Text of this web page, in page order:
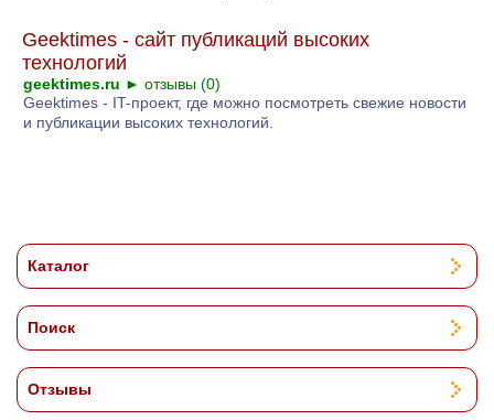
Geektimes - cайт публикаций высоких
технологий
geektimes.ru ► отзывы (0)
Geektimes - IT-проект, где можно посмотреть свежие новости
и публикации высоких технологий.
Каталог
Поиск
Отзывы